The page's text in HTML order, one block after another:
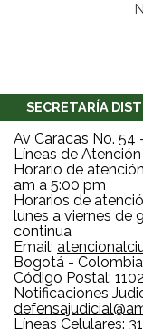
SECRETARÍA
Av Caracas No. 54
Líneas de
Horario de
am a 5:00 pm
Horarios de
lunes a viernes de
continua
Email:
Bogotá - Colombia
Código Postal:
Notificaciones
Líneas Celulares: